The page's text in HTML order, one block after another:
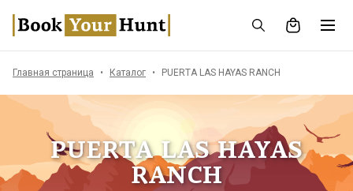
Главная страница Каталог PUERTA LAS HAYAS RANCH
PUERTA LAS HAYAS
RANCH